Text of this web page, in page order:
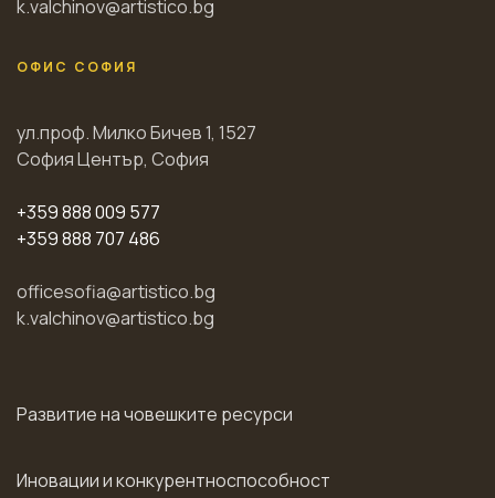
k.valchinov@artistico.bg
ОФИС СОФИЯ
ул.проф. Милко Бичев 1, 1527
София Център, София
+359 888 009 577
+359 888 707 486
officesofia@artistico.bg
k.valchinov@artistico.bg
Развитие на човешките ресурси
Иновации и конкурентноспособност